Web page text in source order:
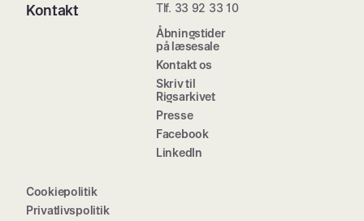
Kontakt
Tlf. 33 92 33 10
Åbningstider
på læsesale
Kontakt os
Skriv til
Rigsarkivet
Presse
Facebook
LinkedIn
Cookiepolitik
Privatlivspolitik